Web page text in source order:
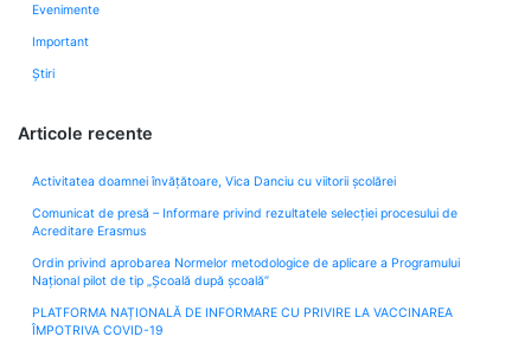
Evenimente
Important
Știri
Articole recente
Activitatea doamnei învățătoare, Vica Danciu cu viitorii școlărei
Comunicat de presă – Informare privind rezultatele selecției procesului de
Acreditare Erasmus
Ordin privind aprobarea Normelor metodologice de aplicare a Programului
Naţional pilot de tip „Şcoală după şcoală”
PLATFORMA NAȚIONALĂ DE INFORMARE CU PRIVIRE LA VACCINAREA
ÎMPOTRIVA COVID-19